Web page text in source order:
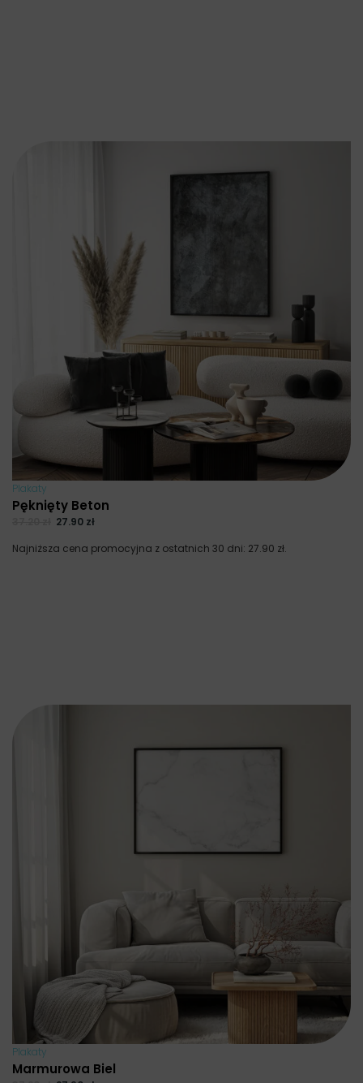
Plakaty
Pęknięty Beton
27.90 zł
Najniższa cena promocyjna z ostatnich 30 dni: 27.90 zł.
Plakaty
Marmurowa Biel